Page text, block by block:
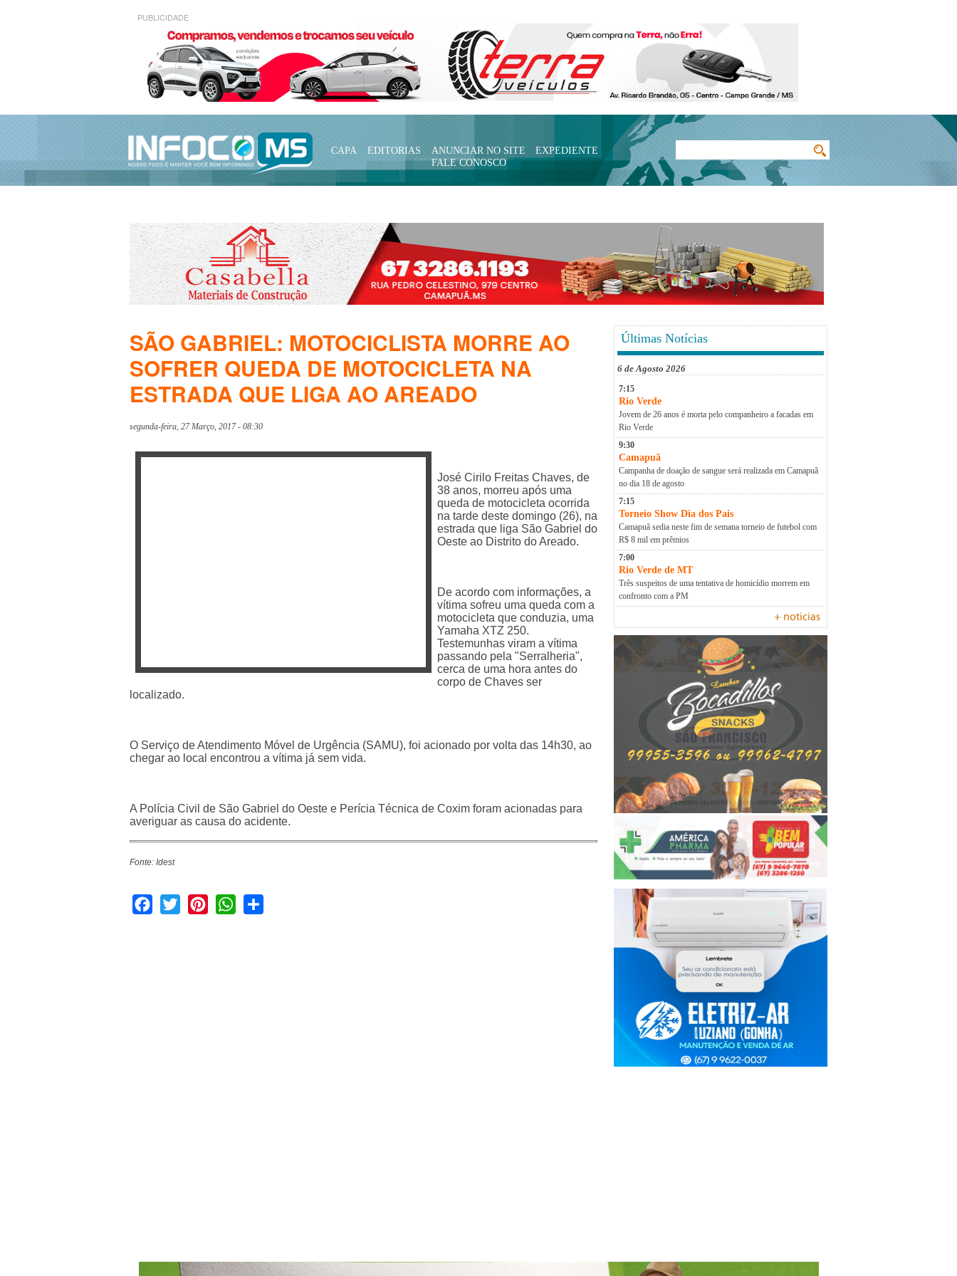
PUBLICIDADE
CAPA EDITORIAS ANUNCIAR NO SITE
EXPEDIENTE
FALE CONOSCO
Últimas Notícias
6 de Agosto 2026
7:15
Rio Verde
Jovem de 26 anos é morta pelo companheiro a facadas em
Rio Verde
9:30
Camapuã
Campanha de doação de sangue será realizada em Camapuã
no dia 18 de agosto
7:15
Torneio Show Dia dos Pais
Camapuã sedia neste fim de semana torneio de futebol com
R$ 8 mil em prêmios
7:00
Rio Verde de MT
Três suspeitos de uma tentativa de homicídio morrem em
confronto com a PM
+ noticias
SÃO GABRIEL: MOTOCICLISTA MORRE AO
SOFRER QUEDA DE MOTOCICLETA NA
ESTRADA QUE LIGA AO AREADO
segunda-feira, 27 Março, 2017 - 08:30
José Cirilo Freitas Chaves, de
38 anos, morreu após uma
queda de motocicleta ocorrida
na tarde deste domingo (26), na
estrada que liga São Gabriel do
Oeste ao Distrito do Areado.
De acordo com informações, a
vítima sofreu uma queda com a
motocicleta que conduzia, uma
Yamaha XTZ 250.
Testemunhas viram a vítima
passando pela "Serralheria",
cerca de uma hora antes do
corpo de Chaves ser
localizado.
O Serviço de Atendimento Móvel de Urgência (SAMU), foi acionado por volta das 14h30, ao
chegar ao local encontrou a vítima já sem vida.
A Polícia Civil de São Gabriel do Oeste e Perícia Técnica de Coxim foram acionadas para
averiguar as causa do acidente.
Fonte: Idest
Facebook
Twitter PinterestWhatsApp